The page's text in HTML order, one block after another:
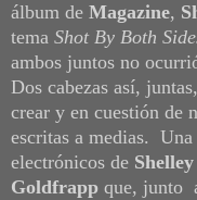
álbum de Magazine,
tema Shot By Both
ambos juntos no
Dos cabezas así,
crear y en cuestión de
escritas a medias.
electrónicos de Shelley
Goldfrapp que, junto